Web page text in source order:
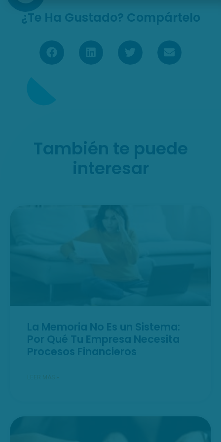
¿Te Ha Gustado? Compártelo
También te puede
interesar
La Memoria No Es un Sistema:
Por Qué Tu Empresa Necesita
Procesos Financieros